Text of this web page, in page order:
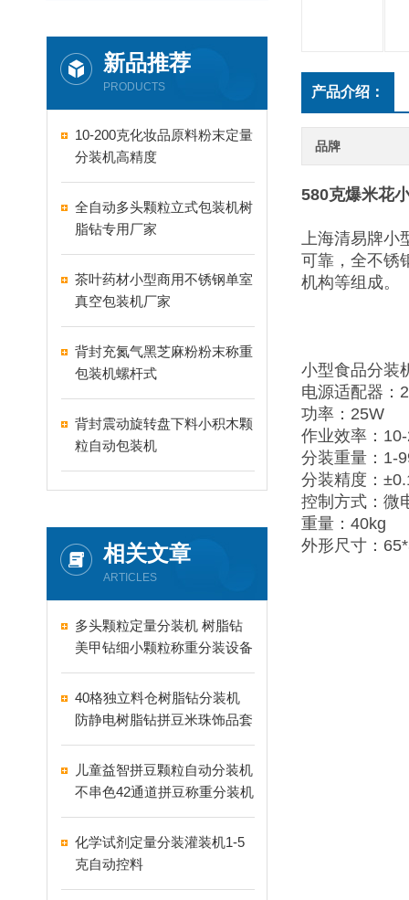
新品推荐
PRODUCTS
10-200克化妆品原料粉末定量
分装机高精度
全自动多头颗粒立式包装机树
脂钻专用厂家
茶叶药材小型商用不锈钢单室
真空包装机厂家
背封充氮气黑芝麻粉粉末称重
包装机螺杆式
背封震动旋转盘下料小积木颗
粒自动包装机
相关文章
ARTICLES
多头颗粒定量分装机 树脂钻
美甲钻细小颗粒称重分装设备
支持24-60头定制
40格独立料仓树脂钻分装机
防静电树脂钻拼豆米珠饰品套
盒分装设备
儿童益智拼豆颗粒自动分装机
不串色42通道拼豆称重分装机
化学试剂定量分装灌装机1-5
克自动控料
产品介绍：
品牌
580克爆米花
上海清易牌小
可靠，全不锈
机构等组成。
小型食品分装
电源适配器：
功率：25W
作业效率：
分装重量：1-
分装精度：
控制方式：微
重量：40kg
外形尺寸：